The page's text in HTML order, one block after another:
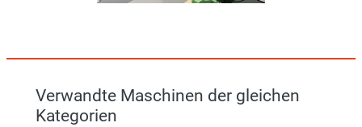
Verwandte Maschinen der gleichen
Kategorien